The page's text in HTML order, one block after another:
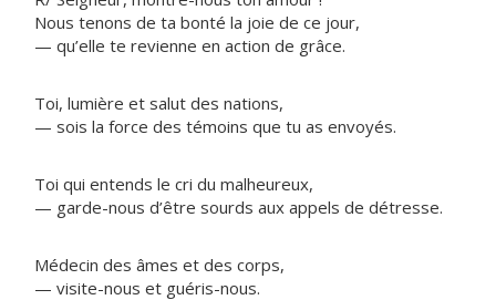
Nous tenons de ta bonté la joie de ce jour,
— qu’elle te revienne en action de grâce.
Toi, lumière et salut des nations,
— sois la force des témoins que tu as envoyés.
Toi qui entends le cri du malheureux,
— garde-nous d’être sourds aux appels de détresse.
Médecin des âmes et des corps,
— visite-nous et guéris-nous.